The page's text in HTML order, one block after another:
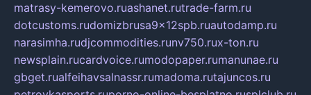
matrasy-kemerovo.ruashanet.rutrade-farm.ru
dotcustoms.rudomizbrusa9x12spb.ruautodamp.ru
narasimha.rudjcommodities.runv750.rux-ton.ru
newsplain.rucardvoice.rumodopaper.rumanunae.ru
gbget.rualfeihavsalnassr.rumadoma.rutajuncos.ru